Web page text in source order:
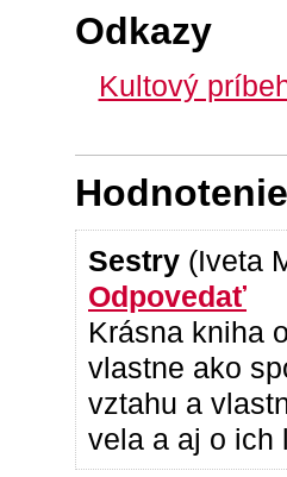
Odkazy
Kultový
Sestry (Iveta
Odpovedať
Krásna kniha
vlastne ako
vztahu a
vela a aj o ich